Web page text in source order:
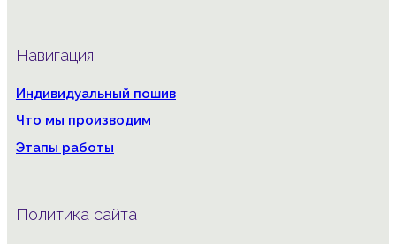
Навигация
Индивидуальный пошив
Что мы производим
Этапы работы
Политика сайта